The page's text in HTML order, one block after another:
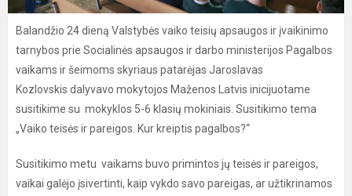
Balandžio 24 dieną Valstybės vaiko teisių apsaugos ir įvaikinimo
tarnybos prie Socialinės apsaugos ir darbo ministerijos Pagalbos
vaikams ir šeimoms skyriaus patarėjas Jaroslavas
Kozlovskis dalyvavo mokytojos Maženos Latvis inicijuotame
susitikime su mokyklos 5-6 klasių mokiniais. Susitikimo tema
„Vaiko teisės ir pareigos. Kur kreiptis pagalbos?“
Susitikimo metu vaikams buvo primintos jų teisės ir pareigos,
vaikai galėjo įsivertinti, kaip vykdo savo pareigas, ar užtikrinamos